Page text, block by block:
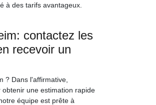
à des tarifs avantageux.
contactez les
recevoir un
? Dans l'affirmative,
une estimation rapide
équipe est prête à